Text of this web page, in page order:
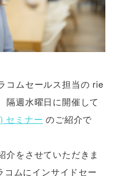
コムセールス担当の rie
隔週水曜日に開催して
セミナー のご紹介で
介をさせていただきま
ムにインサイドセー